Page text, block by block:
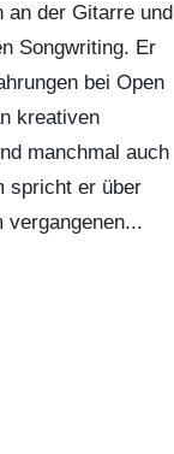
an der Gitarre und
Songwriting. Er
bei Open
kreativen
manchmal auch
spricht er über
vergangenen...